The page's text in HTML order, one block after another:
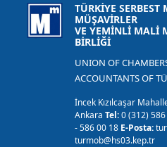
TÜRKİYE
MÜŞAVİRLER
VE YEMİNLİ MALİ
BİRLİĞİ
UNION OF
ACCOUNTANTS OF
İncek Kızılcaşar
AnkaraTel:0 (312)
- 586 00 18 E-Posta:
turmob@hs03.kep.tr